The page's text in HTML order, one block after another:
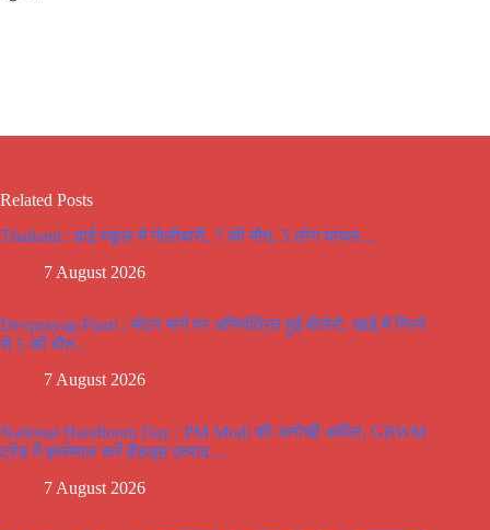
Related Posts
Thailand : हाई स्कूल में गोलीबारी, 7 की मौत, 5 लोग घायल…
7 August 2026
Devprayag-Pauri : मोटर मार्ग पर अनियंत्रित हुई बोलेरो, खाई में गिरने
से 5 की मौत..
7 August 2026
National Handloom Day : PM Modi की अनोखी अपील, GRWM
ट्रेंड में इस्तेमाल करें हैंडलूम उत्पाद…
7 August 2026